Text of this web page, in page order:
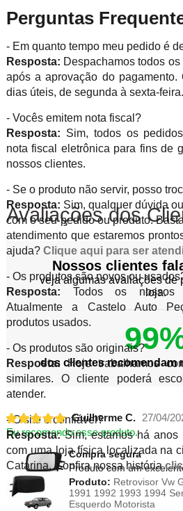
Perguntas
- Em quanto tempo meu pedido é
Resposta: Despachamos todos
após a aprovação do
dias úteis, de segunda à sexta-feira.
- Vocês emitem nota fiscal?
Resposta: Sim, todos os
nota fiscal eletrônica para fins de
nossos clientes.
- Se o produto não servir, posso
Resposta: Sim, qualquer dúvida
com o seu pedido ou produto.
atendimento que estaremos
ajuda? Clique aqui para ser
- Os produtos são novos ou
Resposta: Todos os nossos
Atualmente a Castelo Auto
produtos usados.
- Os produtos são originais?
Resposta:Hoje trabalhamos
similares. O cliente poderá
atender.
- O site é confiável?
Resposta:Sim, estamos há
com uma loja física localizada na
Catarina. Confira nossa história
Avaliações dos
Nossos clientes
veja algumas avaliações de
loja.
dos clientes recomendam
Guilherme C.
27/04/
Eu recomendo esse produto.
Compra segura
Produto com um
Produto: Retrovisor Vw
1991 1992 1993 1994
Esquerdo Motorista